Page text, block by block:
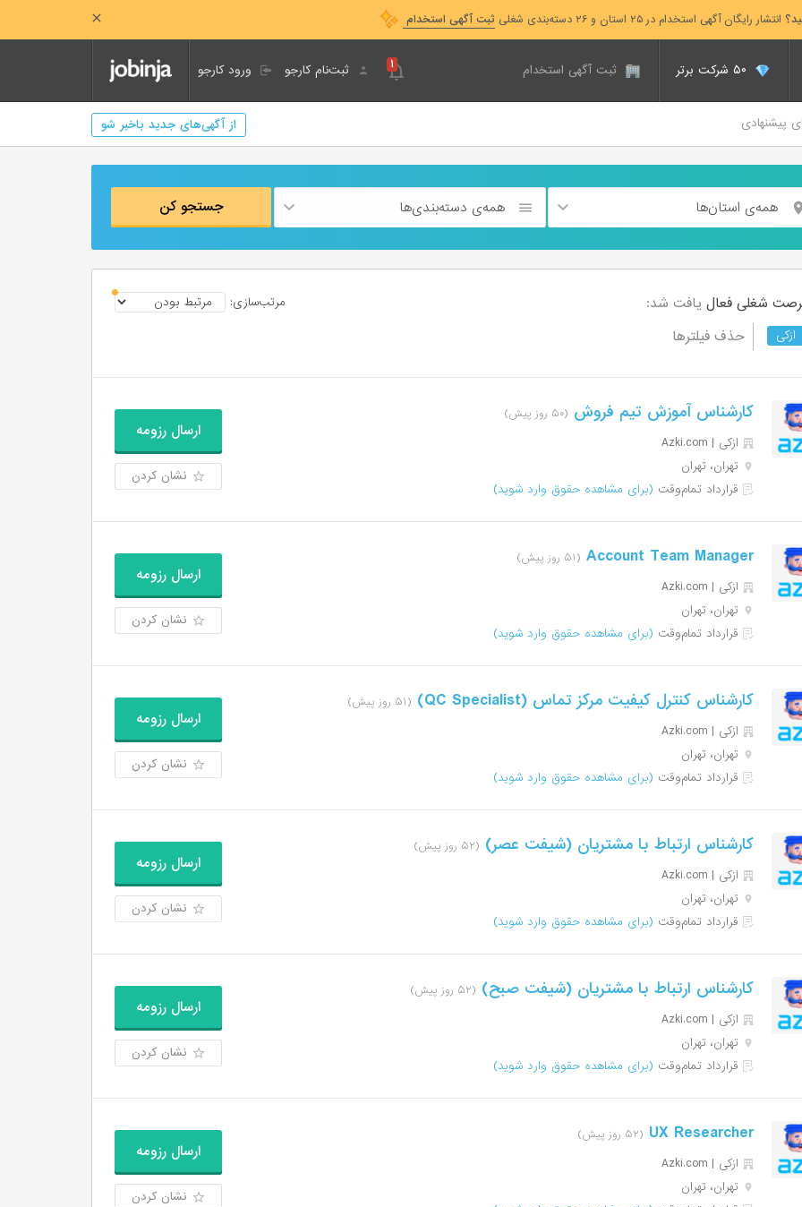
انتشار رایگان آگهی استخدام در ۲۵ استان و ۲۶ دسته‌بندی شغلی ثبت آگهی استخدام
ثبت آگهی استخدام ورود کارجو ثبت‌نام کارجو ۱
پیشنهادی از آگهی‌های جدید باخبر شو
همه‌ی استان‌ها همه‌ی دسته‌بندی‌ها جستجو کن
فعال یافت شد:
مرتب‌سازی:
ازکی
حذف فیلترها
کارشناس آموزش تیم فروش (۵۰ روز پیش)
ازکی | Azki‌.com
تهران، تهران
قرارداد تمام‌وقت (برای مشاهده حقوق وارد شوید)
ارسال رزومه
نشان کردن
Account Team Manager (۵۱ روز پیش)
ازکی | Azki‌.com
تهران، تهران
قرارداد تمام‌وقت (برای مشاهده حقوق وارد شوید)
ارسال رزومه
نشان کردن
کارشناس کنترل کیفیت مرکز تماس (QC Specialist) (۵۱ روز پیش)
ازکی | Azki‌.com
تهران، تهران
قرارداد تمام‌وقت (برای مشاهده حقوق وارد شوید)
ارسال رزومه
نشان کردن
کارشناس ارتباط با مشتریان (شیفت عصر) (۵۲ روز پیش)
ازکی | Azki‌.com
تهران، تهران
قرارداد تمام‌وقت (برای مشاهده حقوق وارد شوید)
ارسال رزومه
نشان کردن
کارشناس ارتباط با مشتریان (شیفت صبح) (۵۲ روز پیش)
ازکی | Azki‌.com
تهران، تهران
قرارداد تمام‌وقت (برای مشاهده حقوق وارد شوید)
ارسال رزومه
نشان کردن
UX Researcher (۵۲ روز پیش)
ازکی | Azki‌.com
تهران، تهران
ارسال رزومه
نشان کردن